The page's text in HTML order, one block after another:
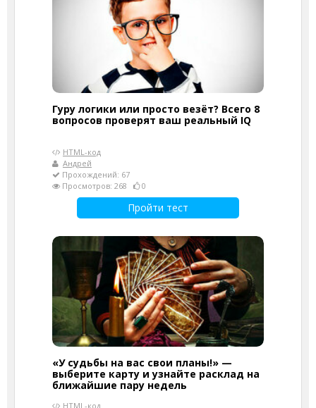
Гуру логики или просто везёт? Всего 8
вопросов проверят ваш реальный IQ
HTML-код
Андрей
Прохождений: 67
Просмотров: 268
0
Пройти тест
«У судьбы на вас свои планы!» —
выберите карту и узнайте расклад на
ближайшие пару недель
HTML-код